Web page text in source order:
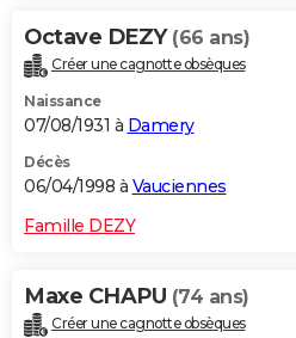
Octave DEZY (66 ans)
Créer une cagnotte obsèques
Naissance
07/08/1931 à Damery
Décès
06/04/1998 à Vauciennes
Famille DEZY
Maxe CHAPU (74 ans)
Créer une cagnotte obsèques